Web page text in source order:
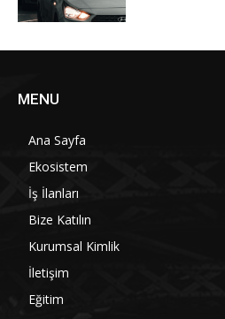
MENU
Ana Sayfa
Ekosistem
İş İlanları
Bize Katılın
Kurumsal Kimlik
İletişim
Eğitim